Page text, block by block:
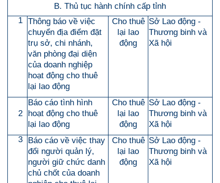
B. Thủ tục hành chính cấp tỉnh
1 Thông báo về việc
chuyển địa điểm đặt
trụ sở, chi nhánh,
văn phòng đại diện
của doanh nghiệp
hoạt động cho thuê
lại lao động
Cho thuê
lại lao
động
Sở Lao động -
Thương binh và
Xã hội
2
Báo cáo tình hình
hoạt động cho thuê
lại lao động
Cho thuê
lại lao
động
Sở Lao động -
Thương binh và
Xã hội
3
Báo cáo về việc thay
đổi người quản lý,
người giữ chức danh
chủ chốt của doanh
Cho thuê
lại lao
động
Sở Lao động -
Thương binh và
Xã hội